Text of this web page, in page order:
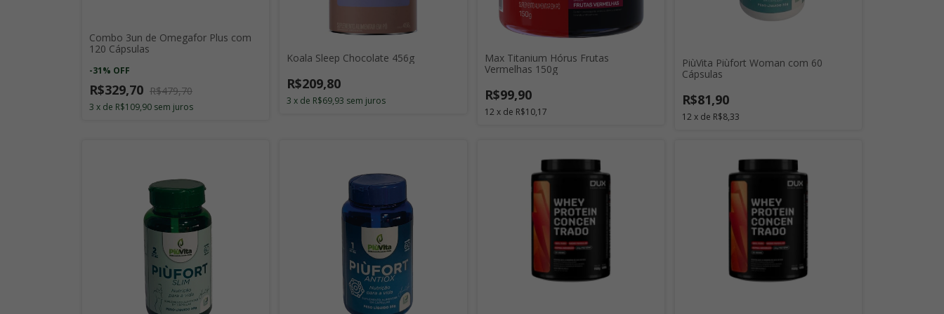
Combo 3un de Omegafor Plus com
120 Cápsulas
-31% OFF
R$329,70 R$479,70
3 x de R$109,90 sem juros
Koala Sleep Chocolate 456g
R$209,80
3 x de R$69,93 sem juros
Max Titanium Hórus Frutas
Vermelhas 150g
R$99,90
12 x de R$10,17
PiùVita Piùfort Woman com 60
Cápsulas
R$81,90
12 x de R$8,33